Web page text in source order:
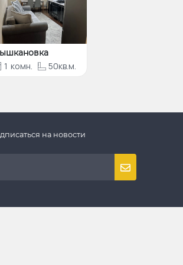
1 комн. 50кв.м.
на новости